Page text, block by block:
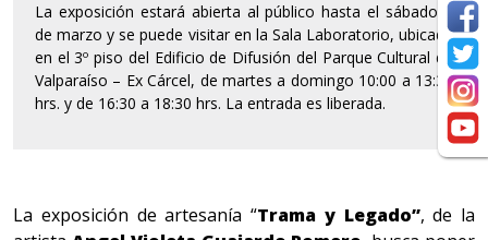
La exposición estará abierta al público hasta el sábado 2
de marzo y se puede visitar en la Sala Laboratorio, ubicada
en el 3º piso del Edificio de Difusión del Parque Cultural de
Valparaíso – Ex Cárcel, de martes a domingo 10:00 a 13:30
hrs. y de 16:30 a 18:30 hrs. La entrada es liberada.
La exposición de artesanía “Trama y Legado”, de la